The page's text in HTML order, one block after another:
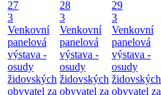
27
3
Venkovní
panelová
výstava -
osudy
židovských
obyvatel za
28
3
Venkovní
panelová
výstava -
osudy
židovských
obyvatel za
29
3
Venkovní
panelová
výstava -
osudy
židovských
obyvatel za